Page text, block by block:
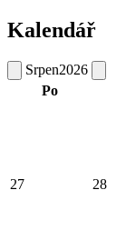
Kalendář
Srpen2026
Po
27 28